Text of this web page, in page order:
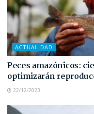
ACTUALIDAD
Peces amazónicos:
optimizarán
22/12/2023